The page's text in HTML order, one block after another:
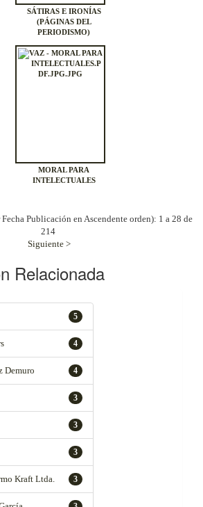
SÁTIRAS E IRONÍAS
(PÁGINAS DEL
PERIODISMO)
MORAL PARA
INTELECTUALES
Publicación en Ascendente orden): 1 a 28 de
214
Siguiente >
Relacionada
5
4
4
Demuro
3
3
3
3
Kraft Ltda.